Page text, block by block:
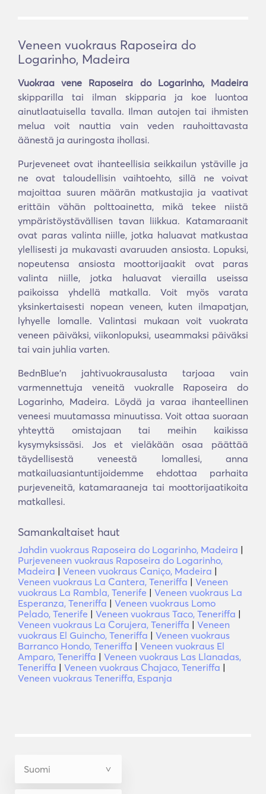
Veneen vuokraus Raposeira do
Logarinho, Madeira
Vuokraa vene Raposeira do Logarinho, Madeira
skipparilla tai ilman skipparia ja koe luontoa
ainutlaatuisella tavalla. Ilman autojen tai ihmisten
melua voit nauttia vain veden rauhoittavasta
äänestä ja auringosta ihollasi.
Purjeveneet ovat ihanteellisia seikkailun ystäville ja
ne ovat taloudellisin vaihtoehto, sillä ne voivat
majoittaa suuren määrän matkustajia ja vaativat
erittäin vähän polttoainetta, mikä tekee niistä
ympäristöystävällisen tavan liikkua. Katamaraanit
ovat paras valinta niille, jotka haluavat matkustaa
ylellisesti ja mukavasti avaruuden ansiosta. Lopuksi,
nopeutensa ansiosta moottorijaakit ovat paras
valinta niille, jotka haluavat vierailla useissa
paikoissa yhdellä matkalla. Voit myös varata
yksinkertaisesti nopean veneen, kuten ilmapatjan,
lyhyelle lomalle. Valintasi mukaan voit vuokrata
veneen päiväksi, viikonlopuksi, useammaksi päiväksi
tai vain juhlia varten.
BednBlue'n jahtivuokrausalusta tarjoaa vain
varmennettuja veneitä vuokralle Raposeira do
Logarinho, Madeira. Löydä ja varaa ihanteellinen
veneesi muutamassa minuutissa. Voit ottaa suoraan
yhteyttä omistajaan tai meihin kaikissa
kysymyksissäsi. Jos et vieläkään osaa päättää
täydellisestä veneestä lomallesi, anna
matkailuasiantuntijoidemme ehdottaa parhaita
purjeveneitä, katamaraaneja tai moottorijaatikoita
matkallesi.
Samankaltaiset haut
Jahdin vuokraus Raposeira do Logarinho, Madeira |
Purjeveneen vuokraus Raposeira do Logarinho,
Madeira | Veneen vuokraus Caniço, Madeira |
Veneen vuokraus La Cantera, Teneriffa | Veneen
vuokraus La Rambla, Tenerife | Veneen vuokraus La
Esperanza, Teneriffa | Veneen vuokraus Lomo
Pelado, Tenerife | Veneen vuokraus Taco, Teneriffa |
Veneen vuokraus La Corujera, Teneriffa | Veneen
vuokraus El Guincho, Teneriffa | Veneen vuokraus
Barranco Hondo, Teneriffa | Veneen vuokraus El
Amparo, Teneriffa | Veneen vuokraus Las Llanadas,
Teneriffa | Veneen vuokraus Chajaco, Teneriffa |
Veneen vuokraus Teneriffa, Espanja